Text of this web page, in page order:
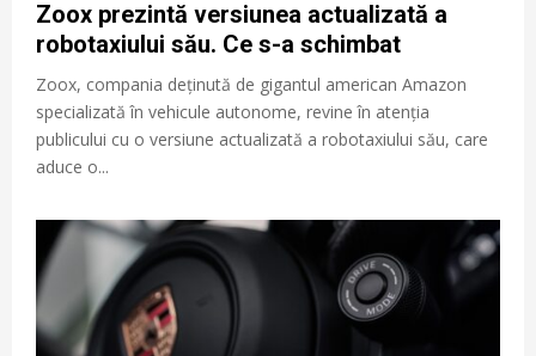
Zoox prezintă versiunea actualizată a
robotaxiului său. Ce s-a schimbat
Zoox, compania deținută de gigantul american Amazon
specializată în vehicule autonome, revine în atenția
publicului cu o versiune actualizată a robotaxiului său, care
aduce o...